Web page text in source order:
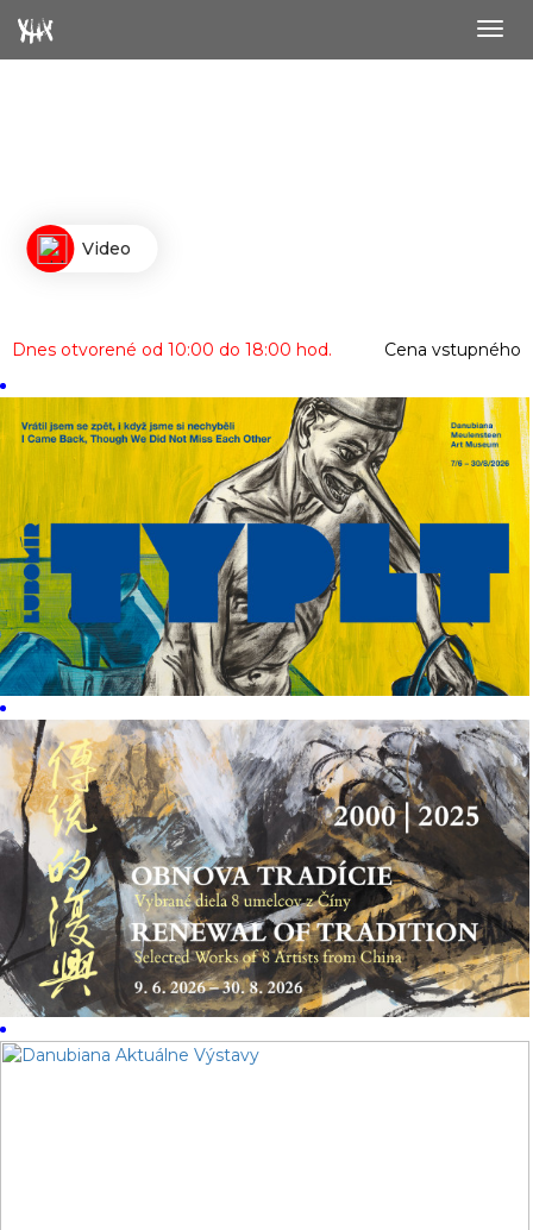
Video
Dnes otvorené od 10:00 do 18:00 hod. Cena vstupného